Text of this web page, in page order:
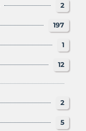
2
197
1
12
2
5